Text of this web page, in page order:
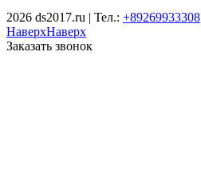
2026 ds2017.ru | Тел.: +89269933308
НаверхНаверх
Заказать звонок